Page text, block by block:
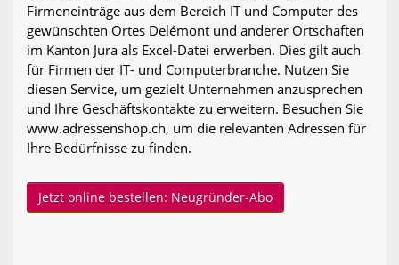
Firmeneinträge aus dem Bereich IT und Computer des
gewünschten Ortes Delémont und anderer Ortschaften
im Kanton Jura als Excel-Datei erwerben. Dies gilt auch
für Firmen der IT- und Computerbranche. Nutzen Sie
diesen Service, um gezielt Unternehmen anzusprechen
und Ihre Geschäftskontakte zu erweitern. Besuchen Sie
www.adressenshop.ch, um die relevanten Adressen für
Ihre Bedürfnisse zu finden.
Jetzt online bestellen: Neugründer-Abo